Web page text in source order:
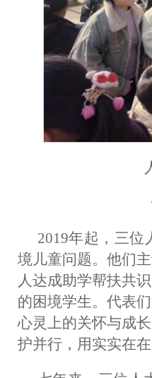
2019年起，三
境儿童问题。他们
人达成助学帮扶共
的困境学生。代表
心灵上的关怀与成
护并行，用实实在